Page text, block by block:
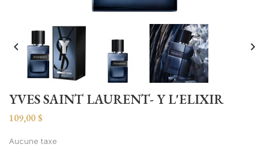
 
YVES SAINT LAURENT- Y L'ELIXIR
109,00 $
Aucune taxe